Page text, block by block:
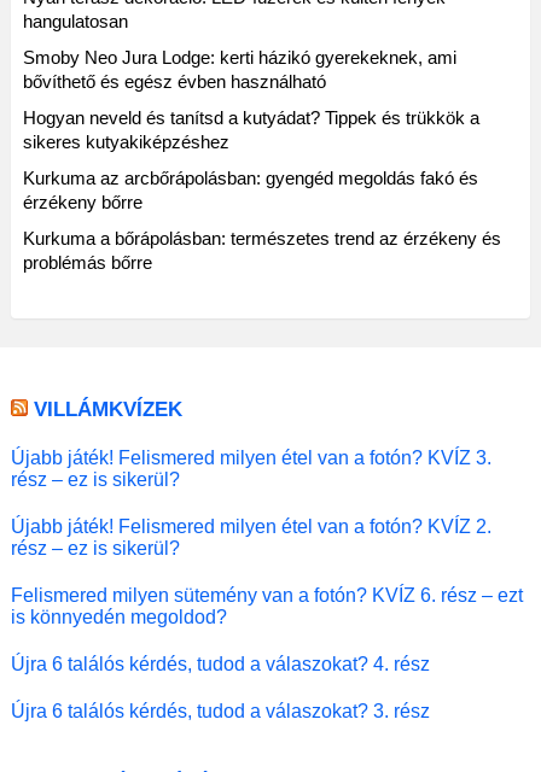
hangulatosan
Smoby Neo Jura Lodge: kerti házikó gyerekeknek, ami
bővíthető és egész évben használható
Hogyan neveld és tanítsd a kutyádat? Tippek és trükkök a
sikeres kutyakiképzéshez
Kurkuma az arcbőrápolásban: gyengéd megoldás fakó és
érzékeny bőrre
Kurkuma a bőrápolásban: természetes trend az érzékeny és
problémás bőrre
VILLÁMKVÍZEK
Újabb játék! Felismered milyen étel van a fotón? KVÍZ 3.
rész – ez is sikerül?
Újabb játék! Felismered milyen étel van a fotón? KVÍZ 2.
rész – ez is sikerül?
Felismered milyen sütemény van a fotón? KVÍZ 6. rész – ezt
is könnyedén megoldod?
Újra 6 találós kérdés, tudod a válaszokat? 4. rész
Újra 6 találós kérdés, tudod a válaszokat? 3. rész